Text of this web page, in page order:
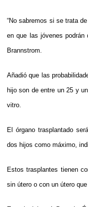
“No sabremos si se trata
en que las jóvenes
Brannstrom.
Añadió que las
hijo son de entre un 25 y
vitro.
El órgano trasplantado
dos hijos como máximo,
Estos trasplantes tienen
sin útero o con un útero